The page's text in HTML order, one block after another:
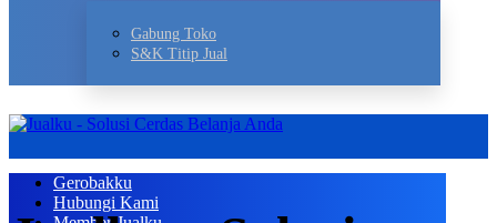
Gabung Toko
S&K Titip Jual
Gerobakku
Hubungi Kami